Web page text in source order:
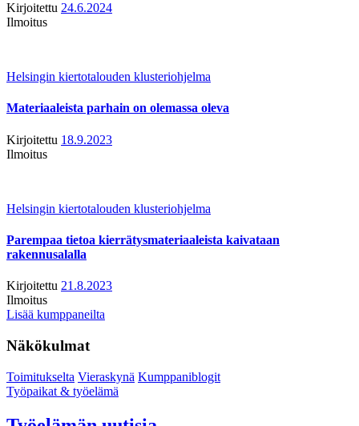
Kirjoitettu 24.6.2024
Ilmoitus
Helsingin kiertotalouden klusteriohjelma
Materiaaleista parhain on olemassa oleva
Kirjoitettu 18.9.2023
Ilmoitus
Helsingin kiertotalouden klusteriohjelma
Parempaa tietoa kierrätysmateriaaleista kaivataan
rakennusalalla
Kirjoitettu 21.8.2023
Ilmoitus
Lisää kumppaneilta
Näkökulmat
Toimitukselta Vieraskynä Kumppaniblogit
Työpaikat & työelämä